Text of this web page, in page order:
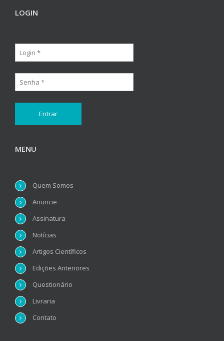
LOGIN
MENU
Quem Somos
Anuncie
Assinatura
Notícias
Artigos Científicos
Edições Anteriores
Questionário
Livraria
Contato